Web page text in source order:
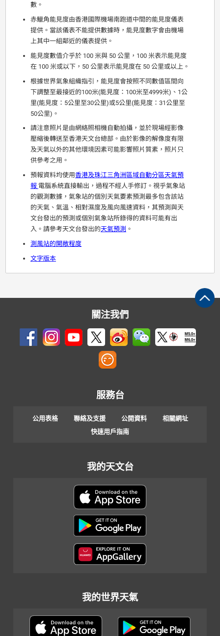
數。
赤鱲角能見度由香港國際機場南跑道中間的能見度儀表
提供。當該儀表不能提供數據時，能見度數字會由機場
上其中一組鄰近的儀表提供。
能見度數值介乎於 100 米與 50 公里，100 米表示能見度
在 100 米或以下，50 公里表示能見度在 50 公里或以上。
根據世界氣象組織指引，能見度會按照不同數值區間向
下調整至最接近的100米(能見度：100米至4999米)、1公
里(能見度：5公里至30公里)或5公里(能見度：31公里至
50公里)。
請注意照片是由網絡照相機自動拍攝，並於現場經影像
壓縮後轉送至香港天文台總部。由於影像的解像度有限
及天氣以外的其他環境因素可能影響照片質素，照片只
供參考之用。
預報資料均使用香港及珠江三角洲區域自動分區天氣預
報 電腦系統直接輸出，過程不經人手修訂。視乎氣象站
的觀測數據，氣象站的個別天氣要素預測最多包含該站
的天氣、氣溫、相對濕度及風向風速資料，其預測與天
文台發出的預測或個別氣象站所錄得的資料可能有出
入。請參考天文台發出的天氣預測 。
測風站的開敞程度
文字版本
關注我們
M5.0+
M6.0+
服務台
公用表格 聯絡及支援 公開資料
相關網址
快速用戶指南
我的天文台
我的世界天氣